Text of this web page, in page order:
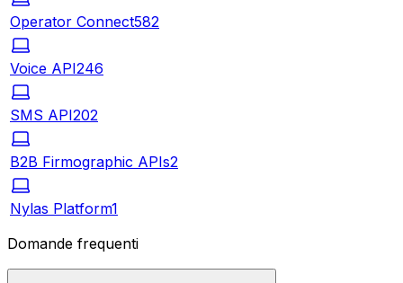
Operator Connect582
Voice API246
SMS API202
B2B Firmographic APIs2
Nylas Platform1
Domande frequenti